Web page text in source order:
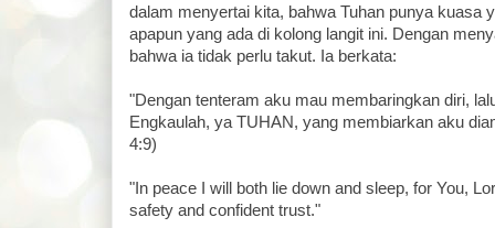
dalam menyertai kita, bahwa Tuhan punya kuasa
apapun yang ada di kolong langit ini. Dengan
bahwa ia tidak perlu takut. Ia berkata:
"Dengan tenteram aku mau membaringkan diri,
Engkaulah, ya TUHAN, yang membiarkan aku
4:9)
"In peace I will both lie down and sleep, for You,
safety and confident trust."